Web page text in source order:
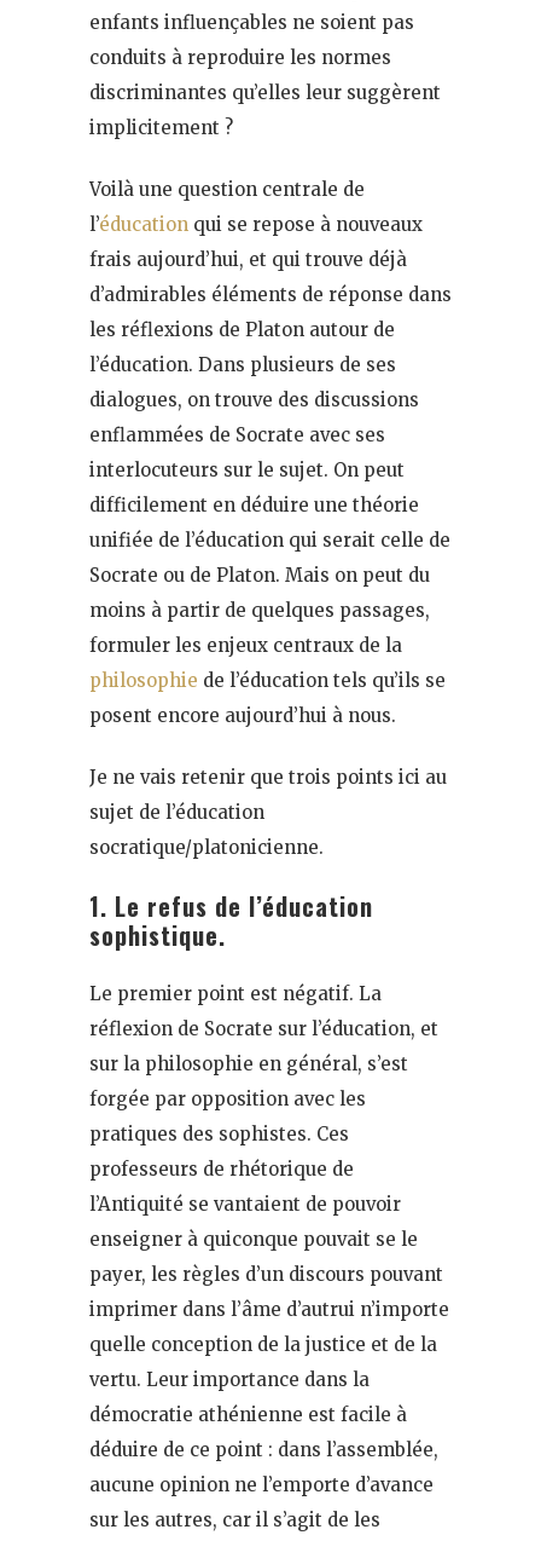
enfants influençables ne soient pas
conduits à reproduire les normes
discriminantes qu’elles leur suggèrent
implicitement ?
Voilà une question centrale de
l’éducation qui se repose à nouveaux
frais aujourd’hui, et qui trouve déjà
d’admirables éléments de réponse dans
les réflexions de Platon autour de
l’éducation. Dans plusieurs de ses
dialogues, on trouve des discussions
enflammées de Socrate avec ses
interlocuteurs sur le sujet. On peut
difficilement en déduire une théorie
unifiée de l’éducation qui serait celle de
Socrate ou de Platon. Mais on peut du
moins à partir de quelques passages,
formuler les enjeux centraux de la
philosophie de l’éducation tels qu’ils se
posent encore aujourd’hui à nous.
Je ne vais retenir que trois points ici au
sujet de l’éducation
socratique/platonicienne.
1. Le refus de l’éducation
sophistique.
Le premier point est négatif. La
réflexion de Socrate sur l’éducation, et
sur la philosophie en général, s’est
forgée par opposition avec les
pratiques des sophistes. Ces
professeurs de rhétorique de
l’Antiquité se vantaient de pouvoir
enseigner à quiconque pouvait se le
payer, les règles d’un discours pouvant
imprimer dans l’âme d’autrui n’importe
quelle conception de la justice et de la
vertu. Leur importance dans la
démocratie athénienne est facile à
déduire de ce point : dans l’assemblée,
aucune opinion ne l’emporte d’avance
sur les autres, car il s’agit de les